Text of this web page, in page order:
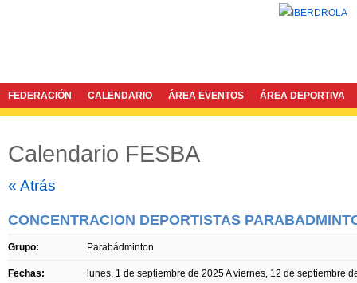
FEDERACIÓN CALENDARIO ÁREA EVENTOS ÁREA DEPORTIVA
Calendario FESBA
« Atrás
CONCENTRACION DEPORTISTAS
Grupo: Parabádminton
Fechas: lunes, 1 de septiembre de 2025Aviernes, 12 de septiembre